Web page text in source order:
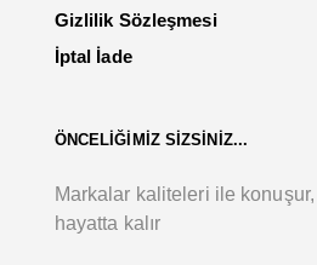
Gizlilik Sözleşmesi
İptal İade
ÖNCELİĞİMİZ SİZSİNİZ...
Markalar kaliteleri ile
hayatta kalır